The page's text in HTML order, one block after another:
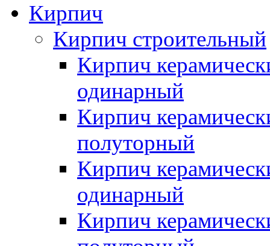
Кирпич
Кирпич строительный
Кирпич
одинарный
Кирпич
полуторный
Кирпич
одинарный
Кирпич